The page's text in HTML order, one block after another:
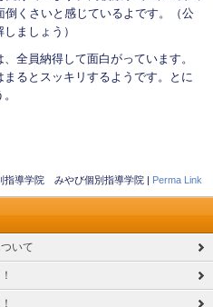
くさいと感じているよです。（公
ましょう）
全員納得して面白がっています。
るとスッキリするようです。とに
指導学院 みやび個別指導学院 | Perma Link
いて